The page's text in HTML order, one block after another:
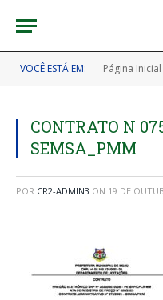
VOCÊ ESTÁ EM: Página Inicial
CONTRATO N
SEMSA_PMM
POR CR2-ADMIN3 ON 19 DE